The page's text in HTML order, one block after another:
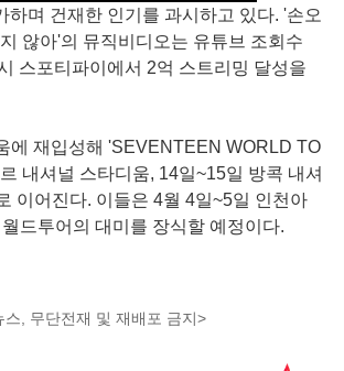
며 건재한 인기를 과시하고 있다. '손오
않아'의 뮤직비디오는 유튜브 조회수
스포티파이에서 2억 스트리밍 달성을
에 재입성해 'SEVENTEEN WORLD TO
내셔널 스타디움, 14일~15일 방콕 내셔
이어진다. 이들은 4월 4일~5일 인천아
드투어의 대미를 장식할 예정이다.
스, 무단전재 및 재배포 금지>